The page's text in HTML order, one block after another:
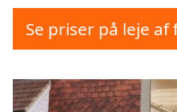
Se priser på leje